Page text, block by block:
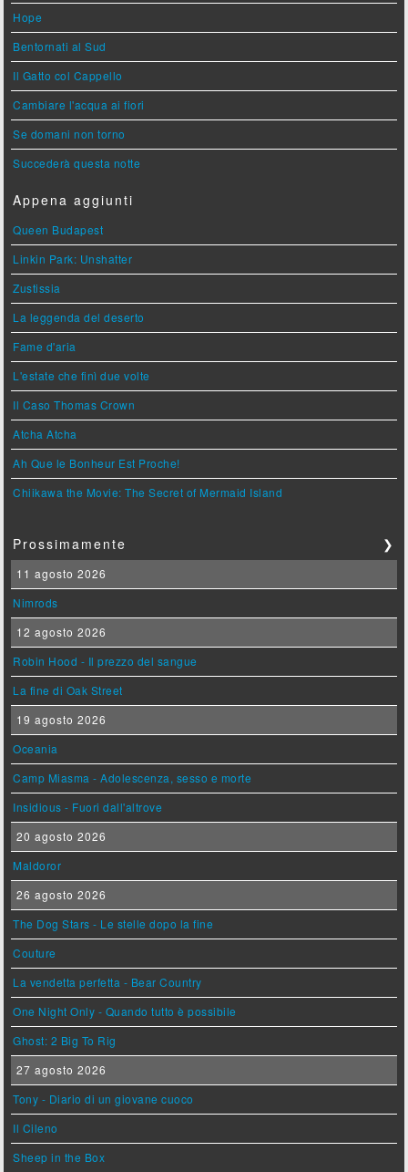
Hope
Bentornati al Sud
Il Gatto col Cappello
Cambiare l'acqua ai fiori
Se domani non torno
Succederà questa notte
Appena aggiunti
Queen Budapest
Linkin Park: Unshatter
Zustissia
La leggenda del deserto
Fame d'aria
L'estate che finì due volte
Il Caso Thomas Crown
Atcha Atcha
Ah Que le Bonheur Est Proche!
Chiikawa the Movie: The Secret of Mermaid Island
Prossimamente ❯
11 agosto 2026
Nimrods
12 agosto 2026
Robin Hood - Il prezzo del sangue
La fine di Oak Street
19 agosto 2026
Oceania
Camp Miasma - Adolescenza, sesso e morte
Insidious - Fuori dall'altrove
20 agosto 2026
Maldoror
26 agosto 2026
The Dog Stars - Le stelle dopo la fine
Couture
La vendetta perfetta - Bear Country
One Night Only - Quando tutto è possibile
Ghost: 2 Big To Rig
27 agosto 2026
Tony - Diario di un giovane cuoco
Il Cileno
Sheep in the Box